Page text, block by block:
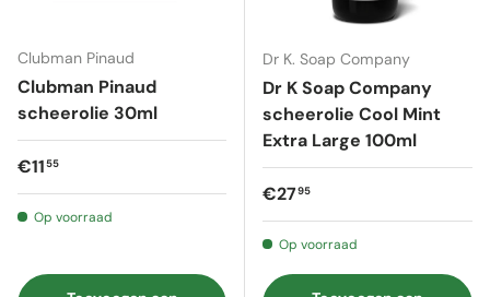
Clubman Pinaud
Clubman Pinaud
scheerolie 30ml
Reguliere prijs
€1155
Op voorraad
Dr K. Soap Company
Dr K Soap Company
scheerolie Cool Mint
Extra Large 100ml
Reguliere prijs
€2795
Op voorraad